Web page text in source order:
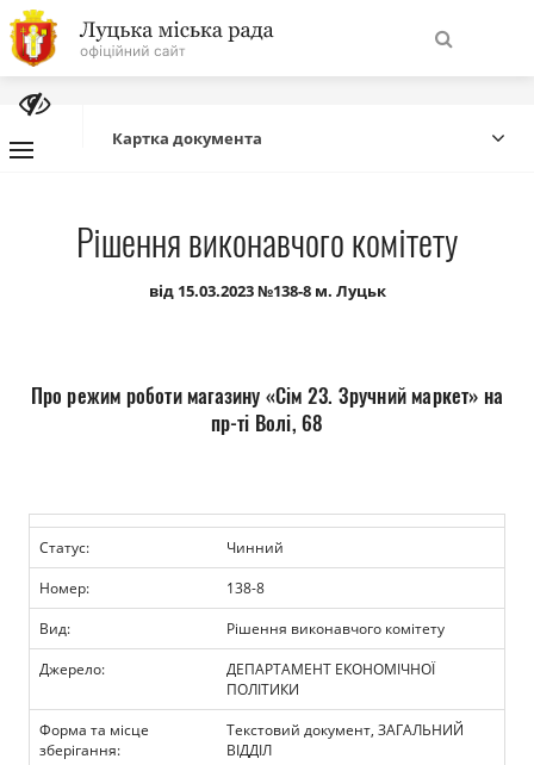
На
головну
сайту
Про місто
Міська влада
Бюджет
Прозорість влади
Документи
Картка документа
Рішення виконавчого комітету
від 15.03.2023 №138-8 м. Луцьк
Про режим роботи магазину «Сім 23. Зручний маркет» на
пр-ті Волі, 68
Статус:
Чинний
Номер:
138-8
Вид:
Рішення виконавчого комітету
Джерело:
ДЕПАРТАМЕНТ ЕКОНОМІЧНОЇ
ПОЛІТИКИ
Форма та місце
зберігання:
Текстовий документ, ЗАГАЛЬНИЙ
ВІДДІЛ